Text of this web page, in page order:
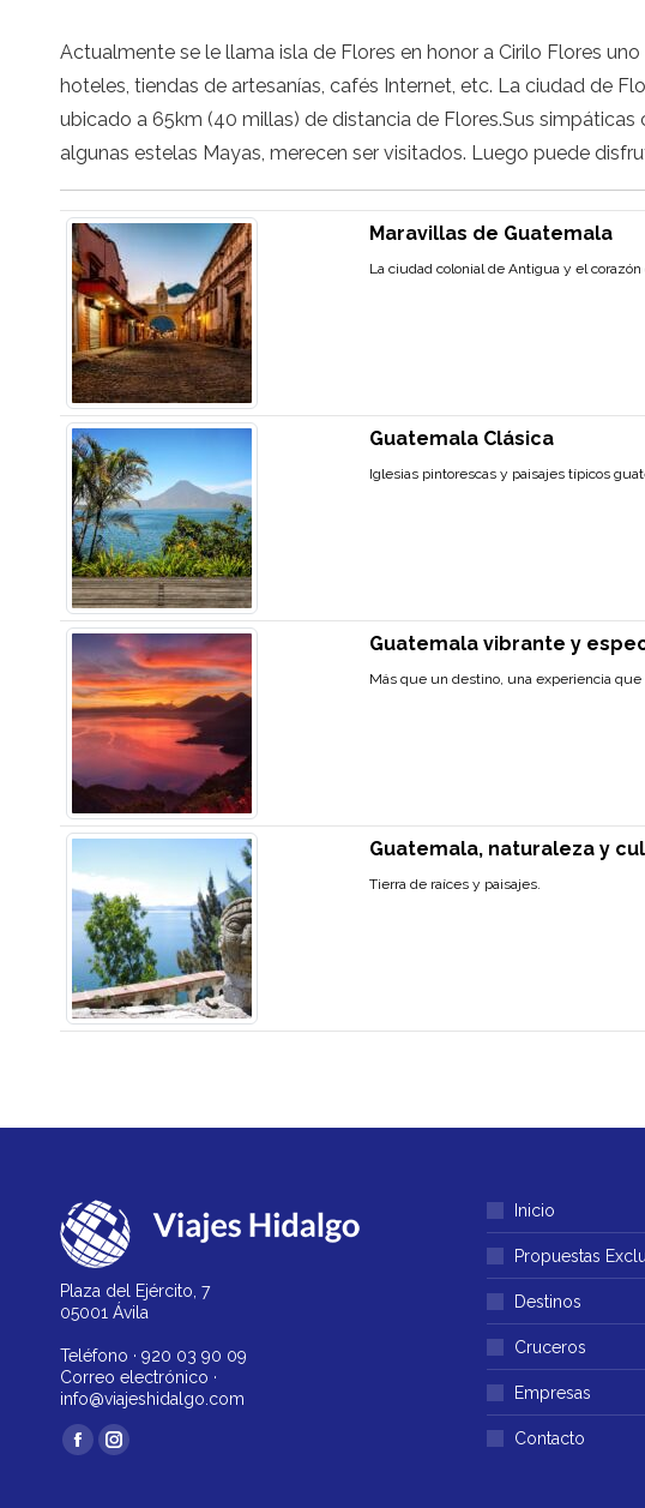
Actualmente se le llama isla de Flores en honor a Cirilo Flores
hoteles, tiendas de artesanías, cafés Internet, etc. La ciudad de
ubicado a 65km (40 millas) de distancia de Flores.Sus
algunas estelas Mayas, merecen ser visitados. Luego puede
Maravillas de Guatemala
La ciudad colonial de Antigua y el
Guatemala Clásica
Iglesias pintorescas y paisajes típicos
Guatemala vibrante y
Más que un destino, una experiencia que
Guatemala, naturaleza y
Tierra de raíces y paisajes.
Plaza del Ejército, 7
05001 Ávila
Teléfono · 920 03 90 09
Correo electrónico ·
info@viajeshidalgo.com
Encuéntranos en:
FacebookInstagram
Inicio
Propuestas
Destinos
Cruceros
Empresas
Contacto